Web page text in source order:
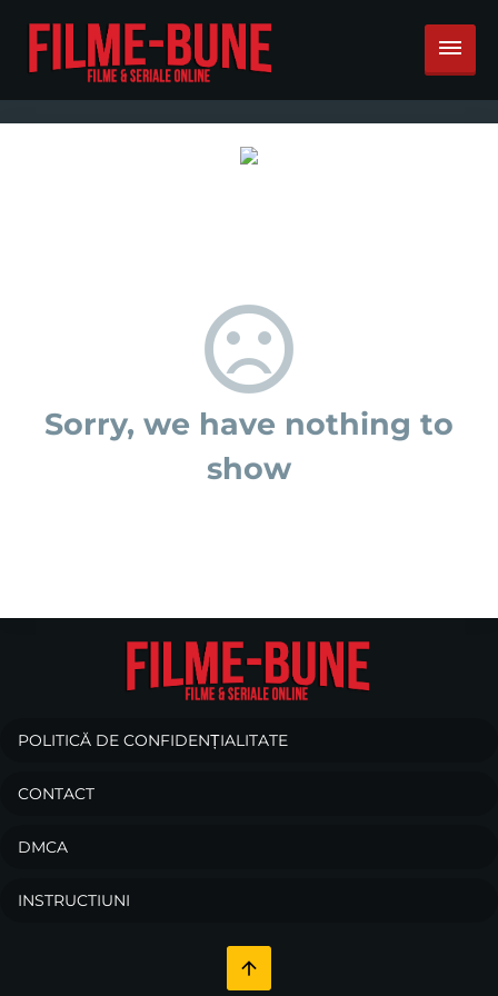
Sorry, we have nothing to
show
POLITICĂ DE CONFIDENȚIALITATE
CONTACT
DMCA
INSTRUCTIUNI